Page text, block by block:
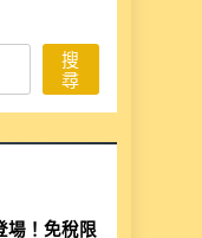
搜
尋
場！免稅限